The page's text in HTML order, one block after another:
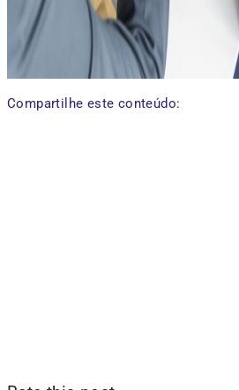
Compartilhe este conteúdo: